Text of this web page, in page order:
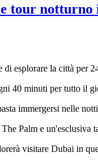
tour notturno
esplorare la città per
40 minuti per tutto il
immergersi nelle
Palm e un'esclusiva
visitare Dubai in